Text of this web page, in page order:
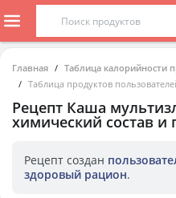
Главная
Таблица калорийности
Таблица продуктов
Рецепт Каша
химический состав и
Рецепт создан
здоровый рацион.